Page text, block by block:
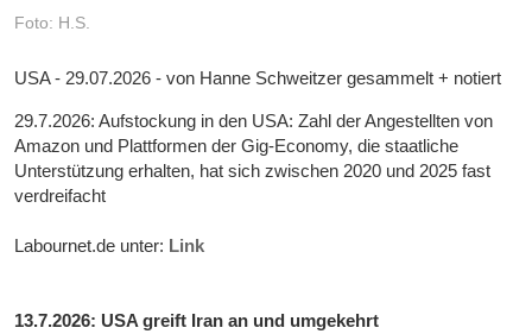
Foto: H.S.
USA - 29.07.2026 - von Hanne Schweitzer gesammelt + notiert
29.7.2026: Aufstockung in den USA: Zahl der Angestellten von
Amazon und Plattformen der Gig-Economy, die staatliche
Unterstützung erhalten, hat sich zwischen 2020 und 2025 fast
verdreifacht
Labournet.de unter: Link
13.7.2026: USA greift Iran an und umgekehrt